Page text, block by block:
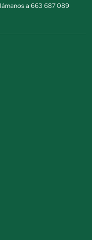
a 663 687 089